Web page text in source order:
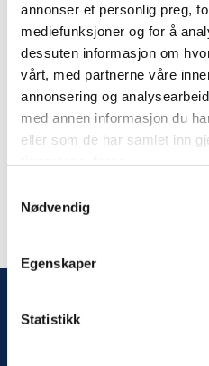
annonser et personlig preg,
mediefunksjoner og for å
dessuten informasjon om
vårt, med partnerne våre
annonsering og
med annen informasjon du
eller som de har samlet inn
Nødvendig
Egenskaper
Statistikk
Viktig informasjon om
store omfang betyr at
sekunder å laste inn
Vi takker for at du